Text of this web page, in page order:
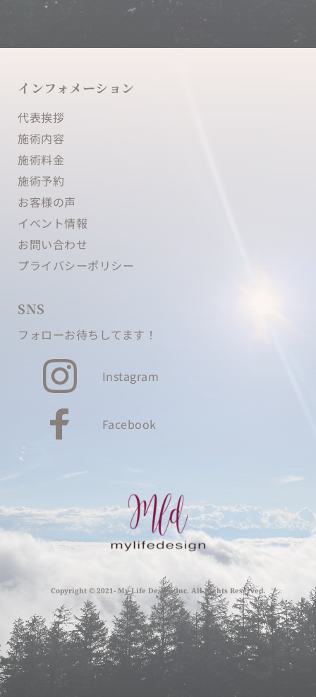
SNS
フォローお待ちしてます！
Instagram
Facebook
インフォメーション
代表挨拶
施術内容
施術料金
施術予約
お客様の声
イベント情報
お問い合わせ
プライバシーポリシー
Copyright © 2021- My Life Design Inc. All Rights Reserved.